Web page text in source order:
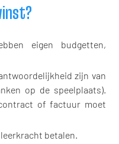
eigen budgetten,
zijn van
op de speelplaats).
of factuur moet
leerkracht betalen.